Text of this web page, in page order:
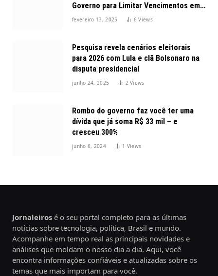
Governo para Limitar Vencimentos em
2025
fevereiro 13, 2025 6Views
Pesquisa revela cenários eleitorais
para 2026 com Lula e clã Bolsonaro na
disputa presidencial
junho 24, 2025 2Views
Rombo do governo faz você ter uma
dívida que já soma R$ 33 mil – e
cresceu 300%
junho 6, 2024 1 Views
Jornaleiros é o seu portal completo para as últimas
notícias sobre tecnologia, política, Brasil e mundo.
Acompanhe em tempo real as principais novidades e
análises que moldam o nosso dia a dia. Aqui, você
encontra informações confiáveis e atualizadas sobre os
temas que mais importam para você.